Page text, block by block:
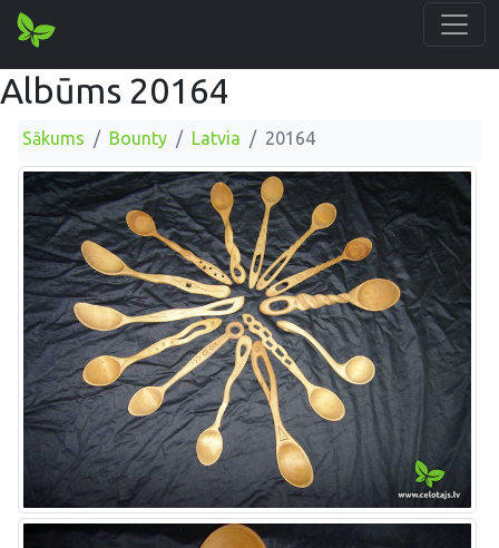
Albūms 20164
Sākums Bounty Latvia 20164